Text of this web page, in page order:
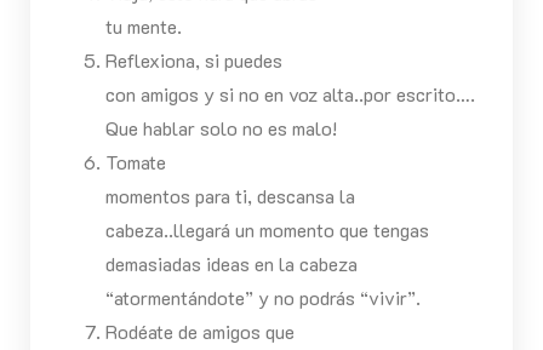
tu mente.
Reflexiona, si puedes
con amigos y si no en voz alta..por escrito….
Que hablar solo no es malo!
Tomate
momentos para ti, descansa la
cabeza..llegará un momento que tengas
demasiadas ideas en la cabeza
“atormentándote” y no podrás “vivir”.
Rodéate de amigos que